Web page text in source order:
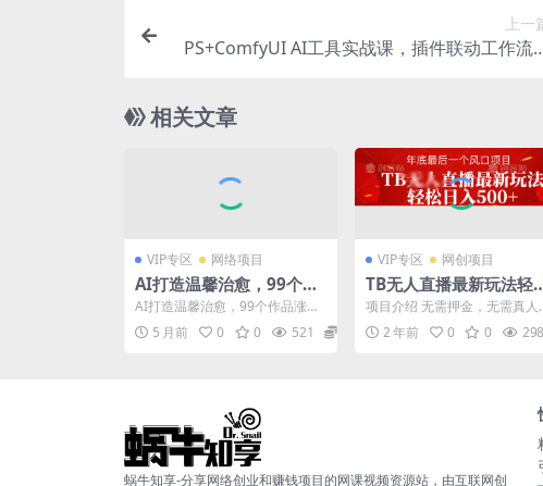
上一
PS+ComfyUI AI工具实战课，插件联动工作流
相关文章
VIP专区 网络项目
AI打造温馨治愈，99个作
品涨粉131W，涨粉天花
板，收益直接拉满，橱窗
带货轻松玩转
AI打造温馨治愈，99个作品涨粉
131W，涨粉天花板，收益直接
拉满，橱窗带货轻松...
5 月前 0 0 521 26.6
VIP专区 网创项目
TB无人直播最新玩法轻
日入500+，0违规，小白
轻松上手
项目介绍 无需押金，无需真人
镜，0违规，0违规，0违规只需
一台电脑一部手机，轻...
2 年前 0 0 298
蜗牛知享-分享网络创业和赚钱项目的网课视频资源站，由互联网创